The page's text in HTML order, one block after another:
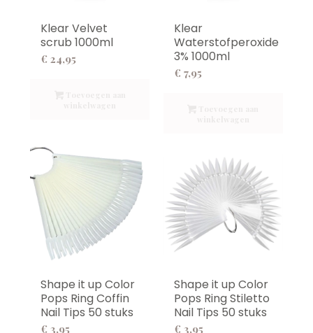
Klear Velvet
scrub 1000ml
€ 24,95
Klear
Waterstofperoxide
3% 1000ml
€ 7,95
Shape it up Color
Pops Ring Coffin
Nail Tips 50 stuks
€ 3,95
Shape it up Color
Pops Ring Stiletto
Nail Tips 50 stuks
€ 3,95